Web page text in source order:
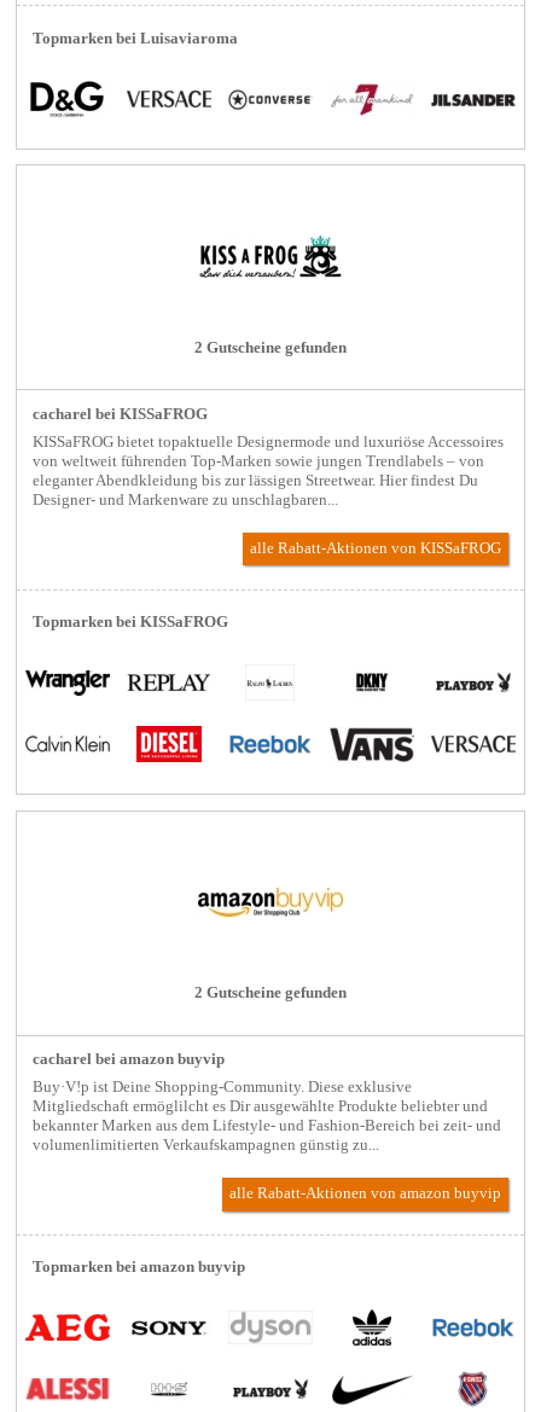
Topmarken bei Luisaviaroma
2 Gutscheine gefunden
cacharel bei KISSaFROG
KISSaFROG bietet topaktuelle Designermode und luxuriöse Accessoires
von weltweit führenden Top-Marken sowie jungen Trendlabels – von
eleganter Abendkleidung bis zur lässigen Streetwear. Hier findest Du
Designer- und Markenware zu unschlagbaren...
alle Rabatt-Aktionenvon KISSaFROG
Topmarken bei KISSaFROG
2 Gutscheine gefunden
cacharel bei amazon buyvip
Buy·V!p ist Deine Shopping-Community. Diese exklusive
Mitgliedschaft ermöglilcht es Dir ausgewählte Produkte beliebter und
bekannter Marken aus dem Lifestyle- und Fashion-Bereich bei zeit- und
volumenlimitierten Verkaufskampagnen günstig zu...
alle Rabatt-Aktionenvon amazon buyvip
Topmarken bei amazon buyvip